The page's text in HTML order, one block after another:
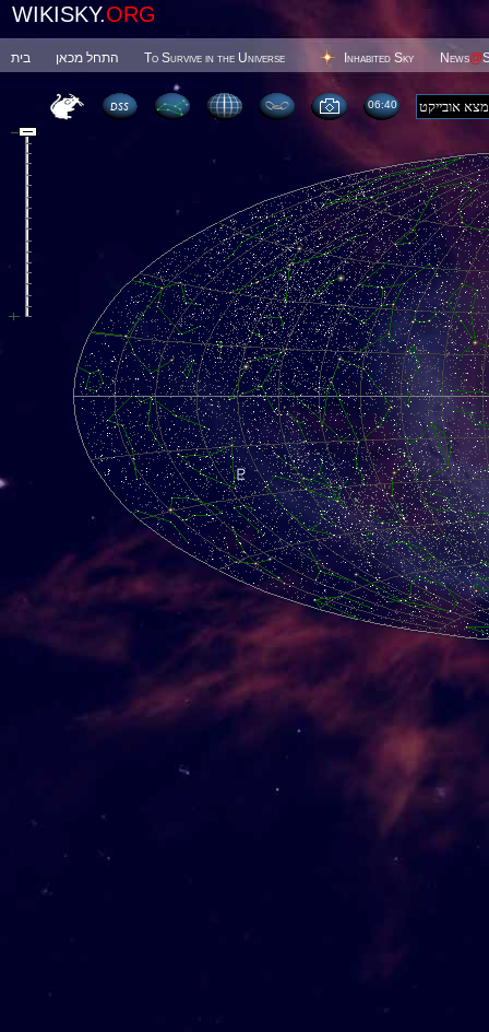
WIKISKY.ORG
בית התחל מכאן To Survive in the Universe Inhabited Sky News@
06 40